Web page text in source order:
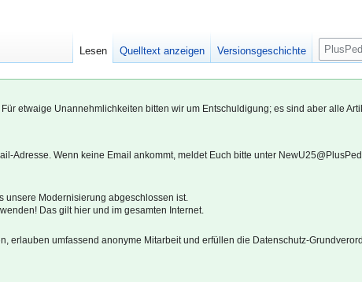
etwaige Unannehmlichkeiten bitten wir um Entschuldigung; es sind aber alle
Adresse. Wenn keine Email ankommt, meldet Euch bitte unter
unsere Modernisierung abgeschlossen ist.
Das gilt hier und im gesamten Internet.
erlauben umfassend anonyme Mitarbeit und erfüllen die Datenschutz-
Lesen Quelltext anzeigen Versionsgeschichte
S
u
c
e